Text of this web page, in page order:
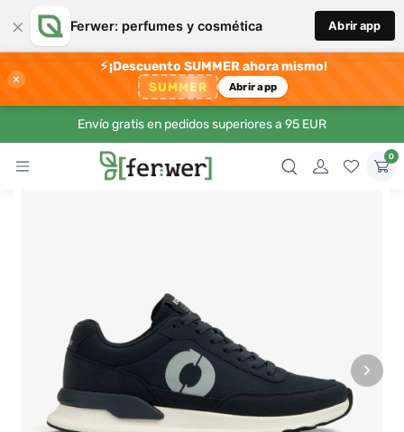
× Ferwer: perfumes y cosmética Abrir app
×
⚡¡Descuento SUMMER ahora mismo!
SUMMER Abrir app
Envío gratis en pedidos superiores a 95 EUR
0
›